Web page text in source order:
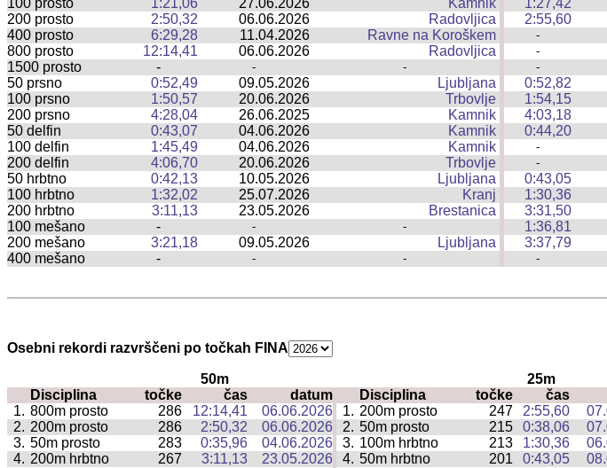
200 prosto
2:50,32 06.06.2026 Radovljica 2:55,60
400 prosto
6:29,28 11.04.2026 Ravne na Koroškem -
800 prosto 12:14,41 06.06.2026 Radovljica -
1500 prosto - - - -
50 prsno 0:52,49 09.05.2026 Ljubljana 0:52,82
100 prsno
1:50,57 20.06.2026 Trbovlje 1:54,15
200 prsno
4:28,04 26.06.2025 Kamnik 4:03,18
50 delfin
0:43,07 04.06.2026 Kamnik 0:44,20
100 delfin
1:45,49 04.06.2026 Kamnik -
200 delfin 4:06,70 20.06.2026 Trbovlje -
50 hrbtno 0:42,13 10.05.2026 Ljubljana 0:43,05
100 hrbtno
1:32,02 25.07.2026 Kranj 1:30,36
200 hrbtno
3:11,13 23.05.2026 Brestanica 3:31,50
100 mešano
- - - 1:36,81
200 mešano
3:21,18 09.05.2026 Ljubljana 3:37,79
400 mešano
- - - -
Osebni rekordi razvrščeni po točkah FINA
50m
25m
Disciplina
točke čas datum Disciplina točke čas
1. 800m prosto 286 12:14,41 06.06.2026 1. 200m prosto 247 2:55,60
2. 200m prosto 286 2:50,32 06.06.2026 2. 50m prosto 215 0:38,06
3. 50m prosto 283 0:35,96 04.06.2026 3. 100m hrbtno 213 1:30,36
4. 200m hrbtno 267 3:11,13 23.05.2026 4. 50m hrbtno 201 0:43,05